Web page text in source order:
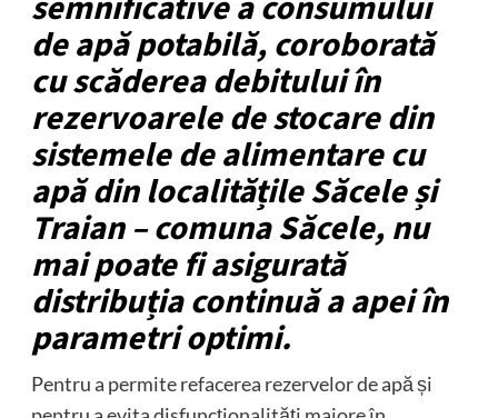
de apă potabilă, coroborată
cu scăderea debitului în
rezervoarele de stocare din
sistemele de alimentare cu
apă din localitățile Săcele și
Traian – comuna Săcele, nu
mai poate fi asigurată
distribuția continuă a apei în
parametri optimi.
Pentru a permite refacerea rezervelor de apă și